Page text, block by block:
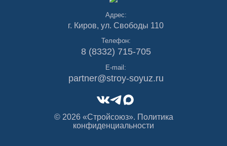
Адрес:
г. Киров, ул. Свободы 110
Телефон:
8 (8332) 715-705
E-mail:
partner@stroy-soyuz.ru
© 2026 «Стройсоюз». Политика
конфиденциальности